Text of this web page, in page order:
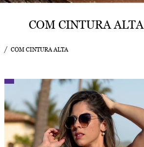
COM CINTURA ALTA
COM CINTURA ALTA